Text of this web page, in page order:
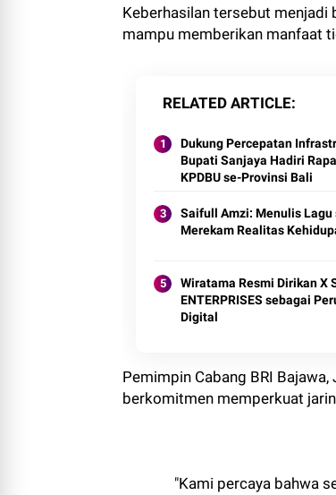
Keberhasilan tersebut menjadi
mampu memberikan manfaat
RELATED ARTICLE
Dukung Percepatan
Bupati Sanjaya Hadiri
KPDBU se-Provinsi Bali
Saifull Amzi: Menulis Lagu
Merekam Realitas
Wiratama Resmi Dirikan X
ENTERPRISES sebagai
Digital
Pemimpin Cabang BRI
berkomitmen memperkuat
"Kami percaya bahwa